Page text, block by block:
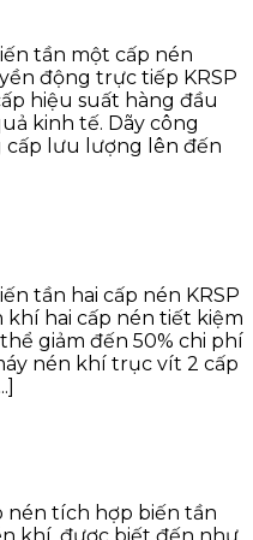
tần một cấp nén
động trực tiếp KRSP
hiệu suất hàng đầu
kinh tế. Dãy công
cấp lưu lượng lên đến
tần hai cấp nén KRSP
khí hai cấp nén tiết kiệm
giảm đến 50% chi phí
nén khí trục vít 2 cấp
nén tích hợp biến tần